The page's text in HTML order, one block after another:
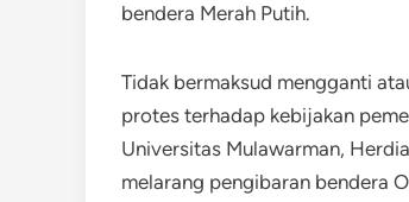
bendera Merah Putih.
Tidak bermaksud mengganti
protes terhadap kebijakan
Universitas Mulawarman,
melarang pengibaran bendera